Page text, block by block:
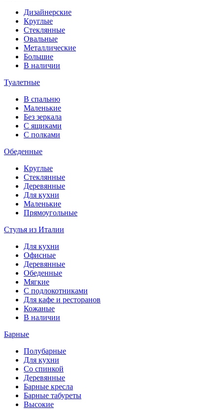
Дизайнерские
Круглые
Стеклянные
Овальные
Металлические
Большие
В наличии
Туалетные
В спальню
Маленькие
Без зеркала
С ящиками
С полками
Обеденные
Круглые
Стеклянные
Деревянные
Для кухни
Маленькие
Прямоугольные
Стулья из Италии
Для кухни
Офисные
Деревянные
Обеденные
Мягкие
С подлокотниками
Для кафе и ресторанов
Кожаные
В наличии
Барные
Полубарные
Для кухни
Со спинкой
Деревянные
Барные кресла
Барные табуреты
Высокие